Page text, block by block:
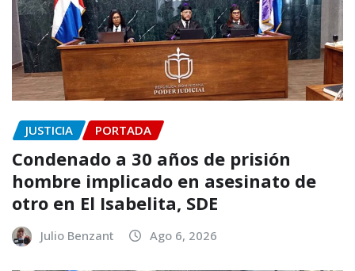
JUSTICIA PORTADA
Condenado a 30 años de prisión
hombre implicado en asesinato de
otro en El Isabelita, SDE
Julio Benzant Ago 6, 2026